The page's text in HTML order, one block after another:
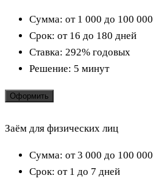
Сумма: от 1 000 до 100 000
Срок: от 16 до 180 дней
Ставка: 292% годовых
Решение: 5 минут
Оформить
Заём для физических лиц
Сумма: от 3 000 до 100 000
Срок: от 1 до 7 дней